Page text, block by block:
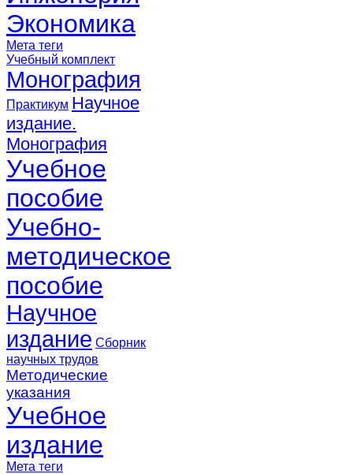
Экономика
Мета теги
Учебный комплект
Монография
Практикум Научное
издание.
Монография
Учебное
пособие
Учебно-
методическое
пособие
Научное
издание Сборник
научных трудов
Методические
указания
Учебное
издание
Мета теги